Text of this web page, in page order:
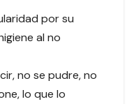
por su
al no
no se pudre, no
lo que lo